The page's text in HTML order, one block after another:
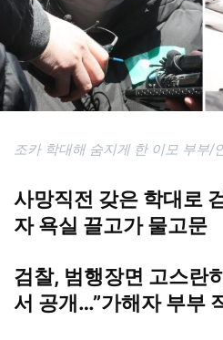
조카 학대해 숨지게 한 이모 부부/
사망직전 갖은 학대로
자 욕실 끌고가 물고문
검찰, 범행장면 고스란
서 공개…”가해자 부부